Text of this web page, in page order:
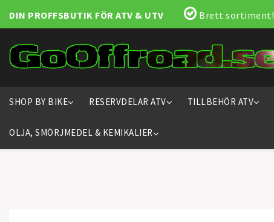
DIN PROFFSBUTIK FÖR ATV & UTV Brett sortiment!
SHOP BY BIKE RESERVDELAR ATV TILLBEHÖR ATV
OLJA, SMÖRJMEDEL & KEMIKALIER